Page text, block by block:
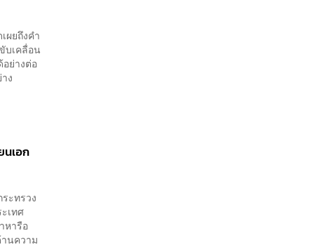
ผยถึงคำ
บเคลื่อน
ย่างต่อ
ง
นเอก
ะทรวง
เทศ
หารือ
นความ